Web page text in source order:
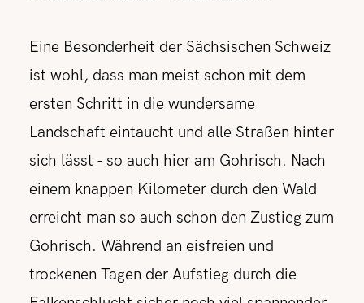
Eine Besonderheit der Sächsischen Schweiz
ist wohl, dass man meist schon mit dem
ersten Schritt in die wundersame
Landschaft eintaucht und alle Straßen hinter
sich lässt - so auch hier am Gohrisch. Nach
einem knappen Kilometer durch den Wald
erreicht man so auch schon den Zustieg zum
Gohrisch. Während an eisfreien und
trockenen Tagen der Aufstieg durch die